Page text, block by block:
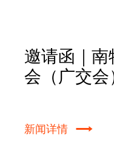
邀请函｜
会（广交会
新闻详情